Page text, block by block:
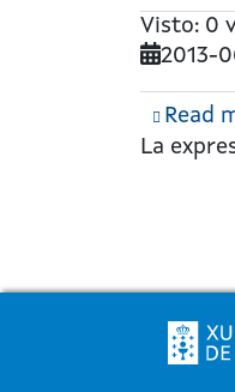
Visto: 0
2013-
Read
La